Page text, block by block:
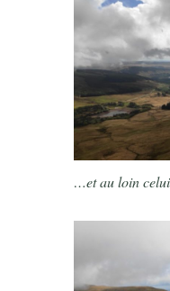
…et au loin